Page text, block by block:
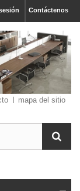
Contáctenos
mapa del sitio